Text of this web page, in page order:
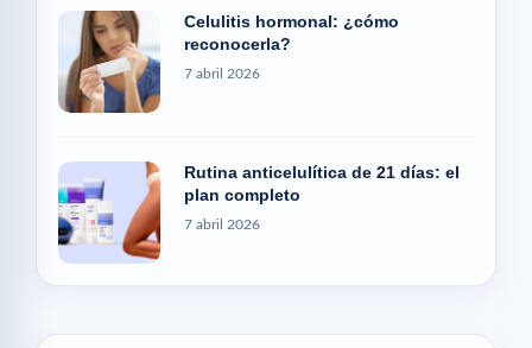
Celulitis hormonal: ¿cómo
reconocerla?
7 abril 2026
Rutina anticelulítica de 21 días: el
plan completo
7 abril 2026